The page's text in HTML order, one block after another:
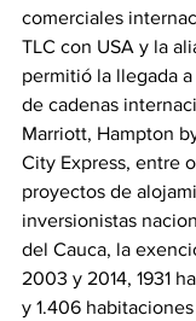
comerciales
TLC con USA y la
permitió la llegada
de cadenas
Marriott, Hampton
City Express, entre
proyectos de
inversionistas
del Cauca, la
2003 y 2014, 1931
y 1.406